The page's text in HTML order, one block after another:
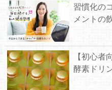
習慣化の
メントの
【初心者
酵素ドリ